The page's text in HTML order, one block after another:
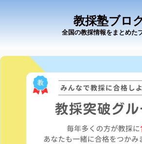
教採塾ブロ
全国の教採情報をまとめた